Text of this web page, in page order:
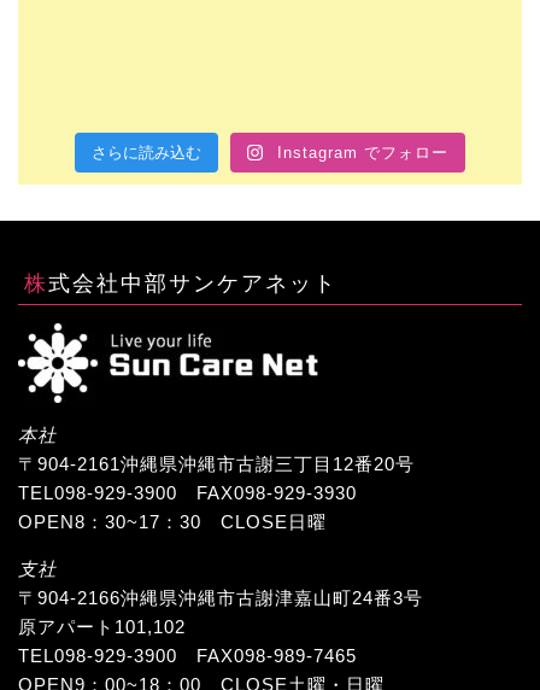
さらに読み込む Instagram でフォロー
株式会社中部サンケアネット
本社
〒904-2161沖縄県沖縄市古謝三丁目12番20号
TEL098-929-3900 FAX098-929-3930
OPEN8：30~17：30 CLOSE日曜
支社
〒904-2166沖縄県沖縄市古謝津嘉山町24番3号
原アパート101,102
TEL098-929-3900 FAX098-989-7465
OPEN9：00~18：00 CLOSE土曜・日曜